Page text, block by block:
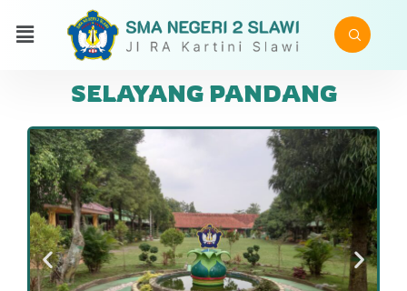
SELAYANG PANDANG